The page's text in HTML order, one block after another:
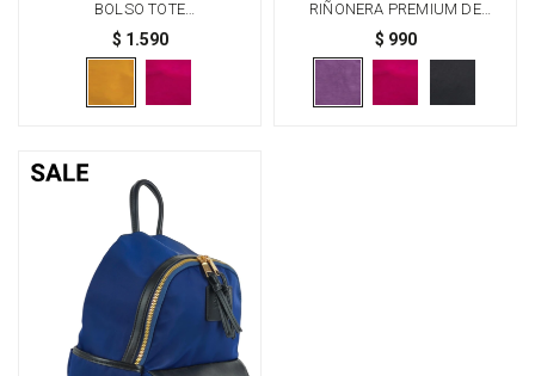
BOLSO TOTE
MULTIFUNCIONAL - AMARILLO
$ 1.590
RIÑONERA PREMIUM DE
TAFETA AMASADA - VIOLETA
$ 990